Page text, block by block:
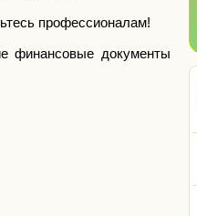
профессионалам!
финансовые документы